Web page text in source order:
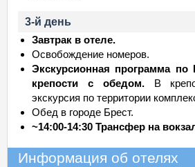
3-й день
Завтрак в отеле.
Освобождение номеров.
Экскурсионная программа по
крепости с обедом.В
экскурсия по территории
Обед в городе Брест.
~14:00-14:30 Трансфер на
Информация об отелях